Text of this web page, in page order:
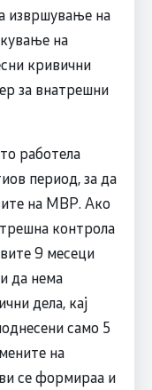
извршување на
на
кривични
за внатрешни
работела
период, за да
на МВР. Ако
контрола
9 месеци
да нема
дела, кај
само 5
на
се формираа и